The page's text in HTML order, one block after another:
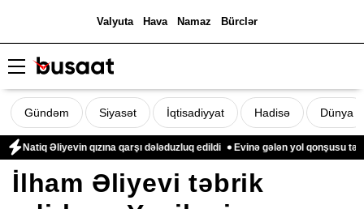
Valyuta Hava Namaz Bürclər
Gündəm Siyasət İqtisadiyyat Hadisə Dünya
Əliyevin qızına qarşı dələduzluq edildi Evinə gələn yol qonşusu
İlham Əliyevi təbrik